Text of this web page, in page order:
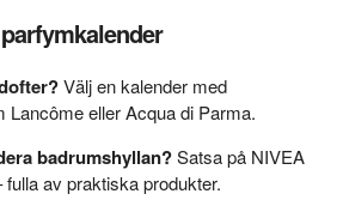
Välj en kalender med
Lancôme eller Acqua di Parma.
badrumshyllan?Satsa på NIVEA
av praktiska produkter.